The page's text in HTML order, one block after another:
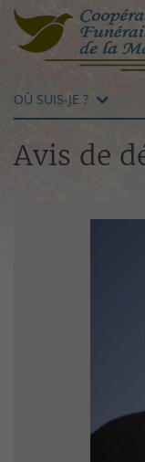
OÙ SUIS-JE ?
Avis de